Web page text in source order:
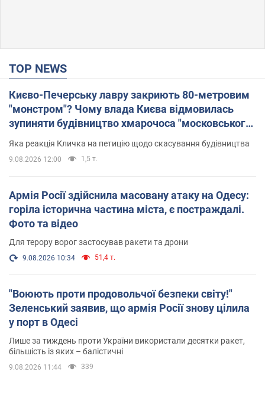
TOP NEWS
Києво-Печерську лавру закриють 80-метровим
"монстром"? Чому влада Києва відмовилась
зупиняти будівництво хмарочоса "московського
вірянина"
Яка реакція Кличка на петицію щодо скасування будівництва
9.08.2026 12:00 1,5 т.
Армія Росії здійснила масовану атаку на Одесу:
горіла історична частина міста, є постраждалі.
Фото та відео
Для терору ворог застосував ракети та дрони
9.08.2026 10:34 51,4 т.
"Воюють проти продовольчої безпеки світу!"
Зеленський заявив, що армія Росії знову цілила
у порт в Одесі
Лише за тиждень проти України використали десятки ракет,
більшість із яких – балістичні
9.08.2026 11:44 339